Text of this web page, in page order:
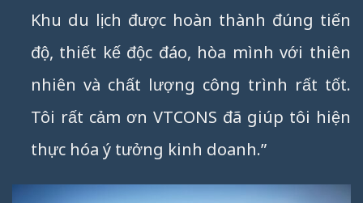
Khu du lịch được hoàn thành đúng tiến
độ, thiết kế độc đáo, hòa mình với thiên
nhiên và chất lượng công trình rất tốt.
Tôi rất cảm ơn VTCONS đã giúp tôi hiện
thực hóa ý tưởng kinh doanh.”